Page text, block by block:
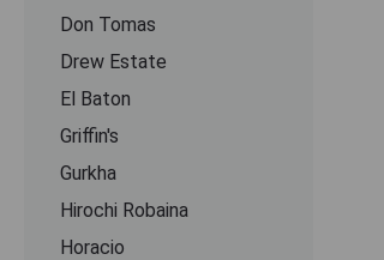
Don Tomas
Drew Estate
El Baton
Griffin's
Gurkha
Hirochi Robaina
Horacio